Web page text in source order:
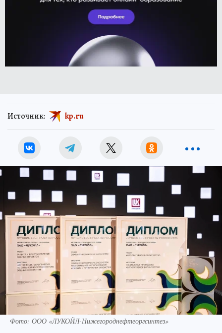
Источник: kp.ru
Фото: ООО «ЛУКОЙЛ-Нижегороднефтеоргсинтез»